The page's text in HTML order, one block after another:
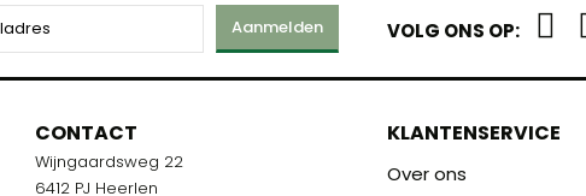
Aanmelden VOLG ONS OP:
ONS TEAM
STAAT VOOR U KLAAR!
CONTACT
Wijngaardsweg 22
6412 PJ Heerlen
KLANTENSERVICE
Over ons